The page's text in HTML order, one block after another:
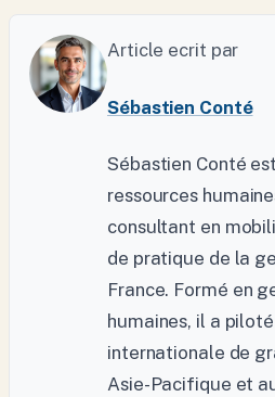
Article ecrit par
Sébastien Conté
Sébastien Conté
ressources
consultant en
de pratique de la
France. Formé en
humaines, il a
internationale de
Asie-Pacifique et